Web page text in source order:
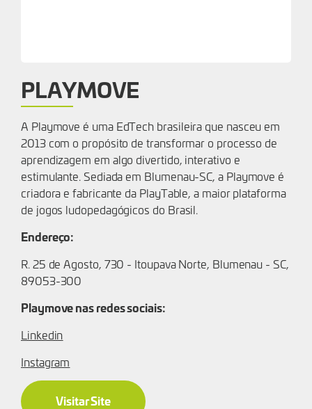
PLAYMOVE
A Playmove é uma EdTech brasileira que nasceu em
2013 com o propósito de transformar o processo de
aprendizagem em algo divertido, interativo e
estimulante. Sediada em Blumenau-SC, a Playmove é
criadora e fabricante da PlayTable, a maior plataforma
de jogos ludopedagógicos do Brasil.
Endereço:
R. 25 de Agosto, 730 - Itoupava Norte, Blumenau - SC,
89053-300
Playmove nas redes sociais:
Linkedin
Instagram
Visitar Site